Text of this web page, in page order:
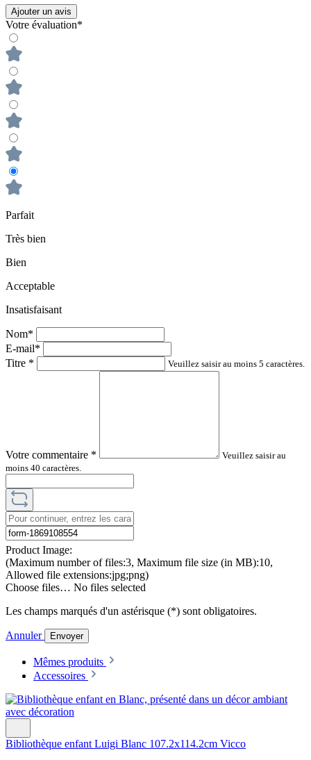
Ajouter un avis
Votre évaluation*
Parfait
Très bien
Bien
Acceptable
Insatisfaisant
Nom*
E-mail*
Titre * Veuillez saisir au moins 5 caractères.
Votre commentaire *
Veuillez saisir au
moins 40 caractères.
Product Image:
(Maximum number of files:3, Maximum file size (in MB):10,
Allowed file extensions:jpg;png)
Choose files… No files selected
Les champs marqués d'un astérisque (*) sont obligatoires.
Annuler Envoyer
Mêmes produits
Accessoires
Bibliothèque enfant Luigi Blanc 107.2x114.2cm Vicco